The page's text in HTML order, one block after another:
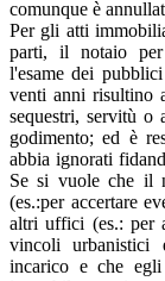
comunque è
Per gli atti
parti, il notaio per
l'esame dei
venti anni risultino
sequestri, servitù
godimento; ed è
abbia ignorati
Se si vuole che il
(es.:per accertare
altri uffici (es.: per
vincoli urbanistici
incarico e che